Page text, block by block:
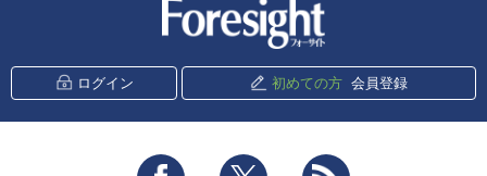
ログイン 初めての方 会員登録
Facebook Twitter